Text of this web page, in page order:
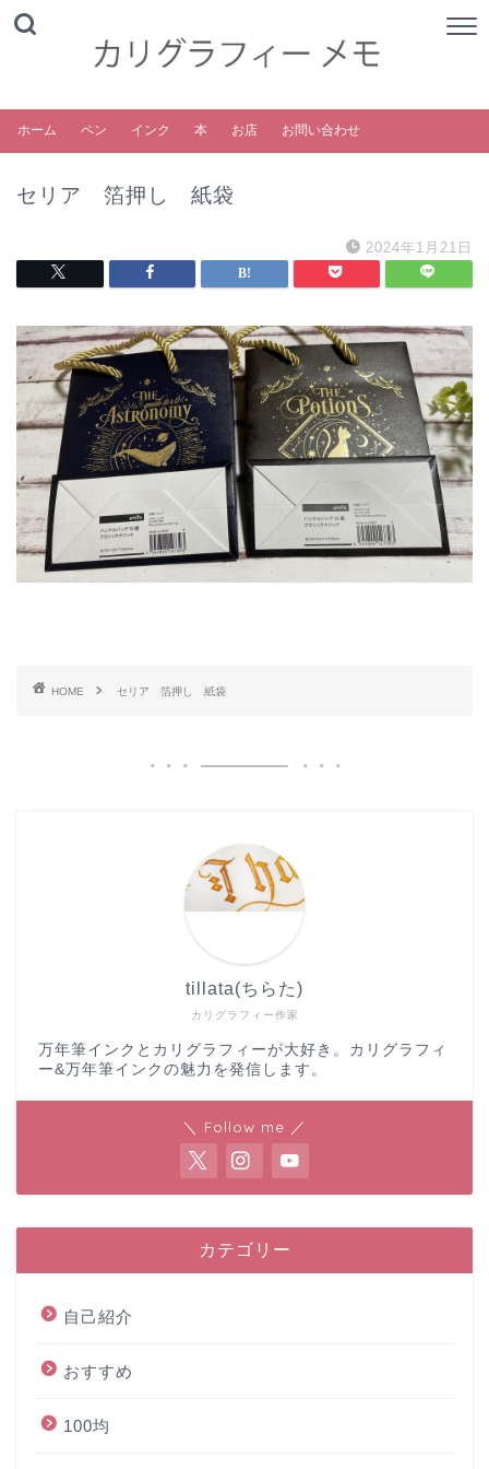
ホーム ペン インク 本 お店 お問い合わせ
セリア 箔押し 紙袋
2024年1月21日
HOME セリア 箔押し 紙袋
カリグラフィー作家
tillata(ちらた)
万年筆インクとカリグラフィーが大好き。カリグラフィ
ー&万年筆インクの魅力を発信します。
＼ Follow me ／
カテゴリー
自己紹介
おすすめ
100均